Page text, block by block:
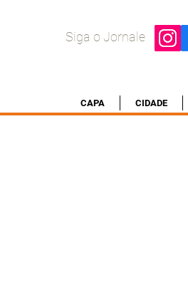
Siga o Jornale
CAPA CIDADE